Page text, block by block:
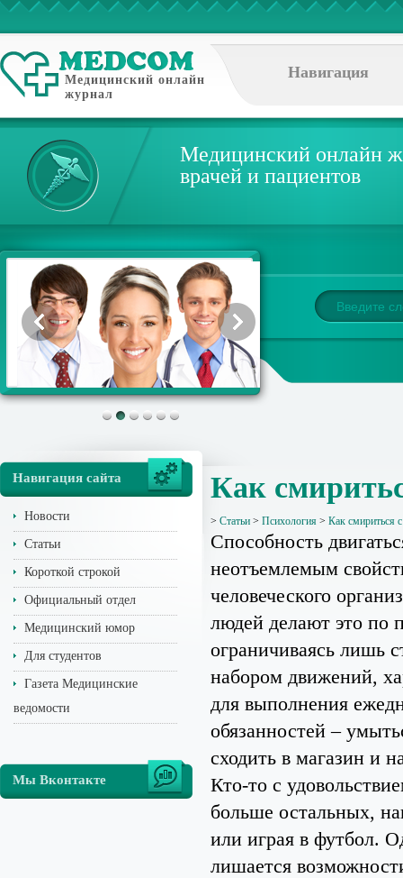
Медицинский онлайн
журнал
Навигация
Медицинский онлайн
врачей и пациентов
Навигация сайта
Новости
Статьи
Короткой строкой
Официальный отдел
Медицинский юмор
Для студентов
Газета Медицинские
ведомости
Мы Вконтакте
Как
> Статьи > Психология > Как смириться
Способность
неотъемлемым
человеческого
людей делают это по
ограничиваясь лишь
набором движений,
для выполнения
обязанностей –
сходить в магазин и
Кто-то с
больше остальных,
или играя в футбол.
лишается